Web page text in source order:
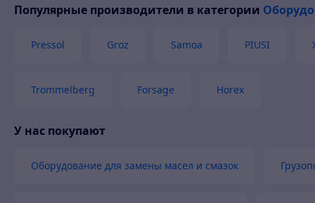
Популярные производители в категории
Pressol Groz Samoa PIUSI
Trommelberg Forsage Horex
У нас покупают
Оборудование для замены масел и смазок